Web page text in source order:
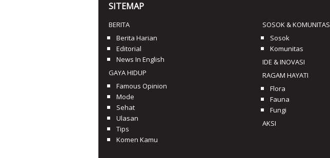
SITEMAP
BERITA
Berita Harian
Editorial
News In English
GAYA HIDUP
Famous Opinion
Mode
Sehat
Ulasan
Tips
Komen Kamu
SOSOK & KOMUNITAS
Sosok
Komunitas
IDE & INOVASI
RAGAM HAYATI
Flora
Fauna
Fungi
AKSI